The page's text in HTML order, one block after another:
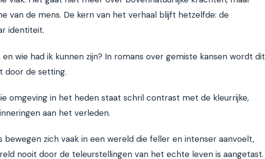
van de mens. De kern van het verhaal blijft hetzelfde: de
identiteit.
en wie had ik kunnen zijn? In romans over gemiste kansen wordt dit
door de setting.
omgeving in het heden staat schril contrast met de kleurrijke,
aan het verleden.
bewegen zich vaak in een wereld die feller en intenser aanvoelt,
nooit door de teleurstellingen van het echte leven is aangetast.